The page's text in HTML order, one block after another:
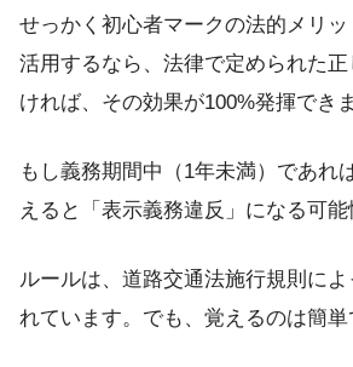
せっかく初心者マークの法的メリ
活用するなら、法律で定められた
ければ、その効果が100%発揮でき
もし義務期間中（1年未満）であれ
えると「表示義務違反」になる可能
ルールは、道路交通法施行規則に
れています。でも、覚えるのは簡単